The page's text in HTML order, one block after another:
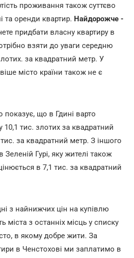
проживання також суттєво
та оренди квартир. Найдорожче -
придбати власну квартиру в
взяти до уваги середню
за квадратний метр. У
місто країни також не є
показує, що в Гдині варто
10,1 тис. злотих за квадратний
за квадратний метр. З іншого
Зеленій Гурі, яку жителі також
в 7,1 тис. за квадратний
з найнижчих цін на купівлю
міста з останніх місць у списку
в якому добре жити. За
в Ченстохові ми заплатимо в